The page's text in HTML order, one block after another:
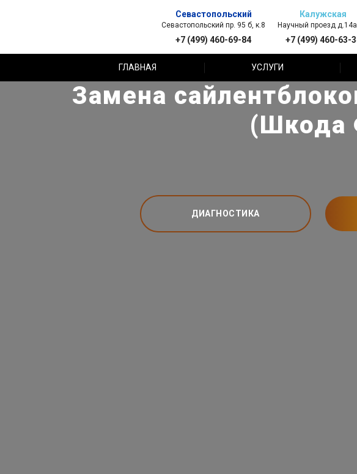
Севастопольский
Севастопольский пр. 95 б, к.8
+7 (499) 460-69-84
Калужская
Научный проезд д.14а
+7 (499) 460-63-
ГЛАВНАЯ УСЛУГИ
Замена
(Шкода
ДИАГНОСТИКА